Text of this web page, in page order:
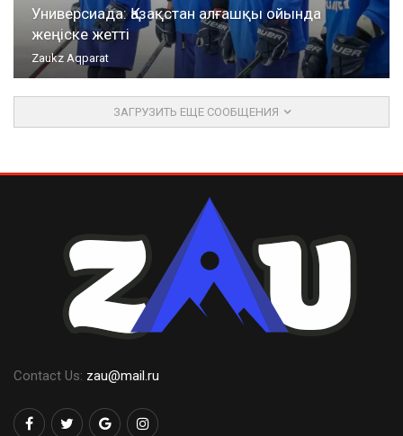
Универсиада: Қазақстан алғашқы ойында
жеңіске жетті
Zaukz Aqparat
ЗАГРУЗИТЬ ЕЩЕ СООБЩЕНИЯ
Contact Us: zau@mail.ru